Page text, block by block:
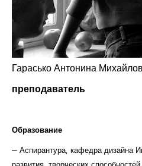
Центр непрерывного образования
Конкурсы
Творческий инкубатор
Гарасько Антонина
преподаватель
Образование
— Аспирантура, кафедра дизайна